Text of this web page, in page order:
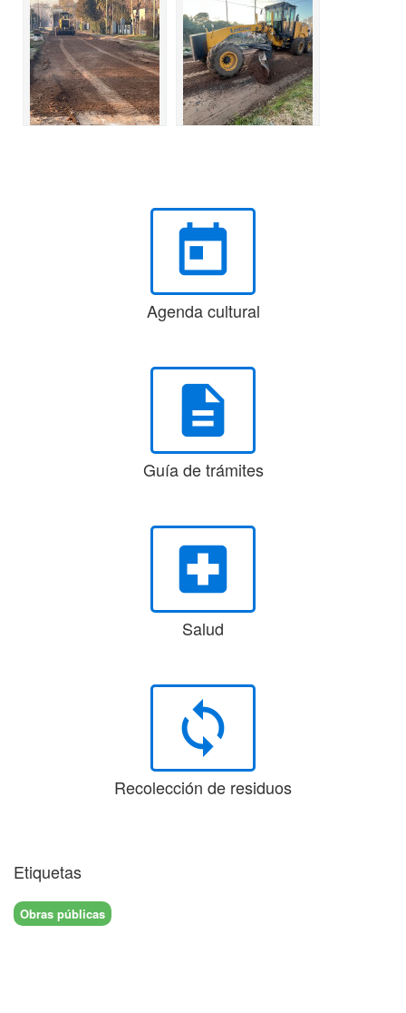
today
Agenda cultural
description
Guía de trámites
local_hospital
Salud
loop
Recolección de residuos
Etiquetas
Obras públicas